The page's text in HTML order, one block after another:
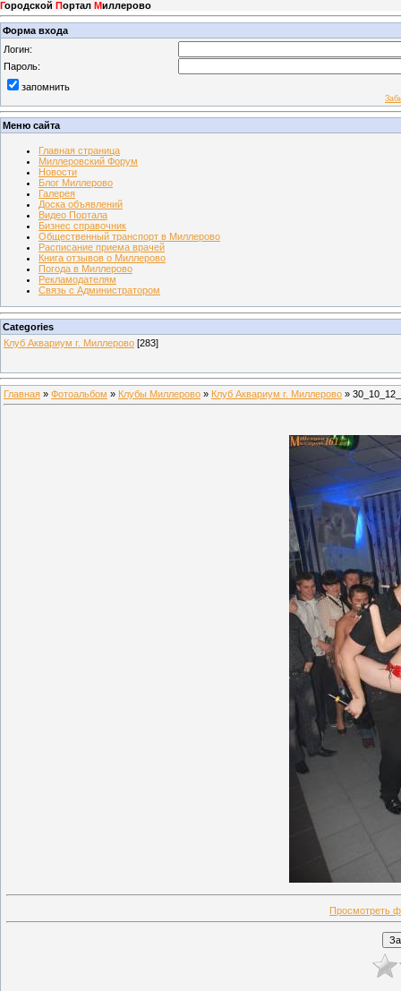
Городской Портал Миллерово
Форма входа
Логин:
Пароль:
запомнить
Меню сайта
Главная страница
Миллеровский Форум
Новости
Блог Миллерово
Галерея
Доска объявлений
Видео Портала
Бизнес справочник
Общественный транспорт в Миллерово
Расписание приема врачей
Книга отзывов о Миллерово
Погода в Миллерово
Рекламодателям
Связь с Администратором
Categories
Клуб Аквариум г. Миллерово [283]
Главная » Фотоальбом » Клубы Миллерово » Клуб Аквариум г. Миллерово »
Просмотреть